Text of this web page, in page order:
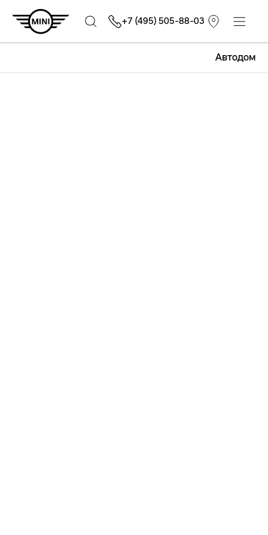
Автодом
+7 (495) 505-88-03